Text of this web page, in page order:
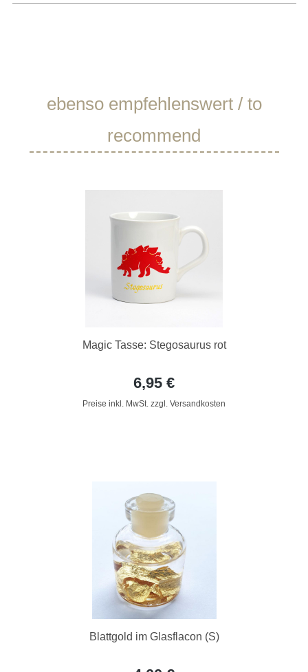
Produktgalerie überspringen
ebenso empfehlenswert / to
recommend
Magic Tasse: Stegosaurus rot
6,95 €
Preise inkl. MwSt. zzgl. Versandkosten
Blattgold im Glasflacon (S)